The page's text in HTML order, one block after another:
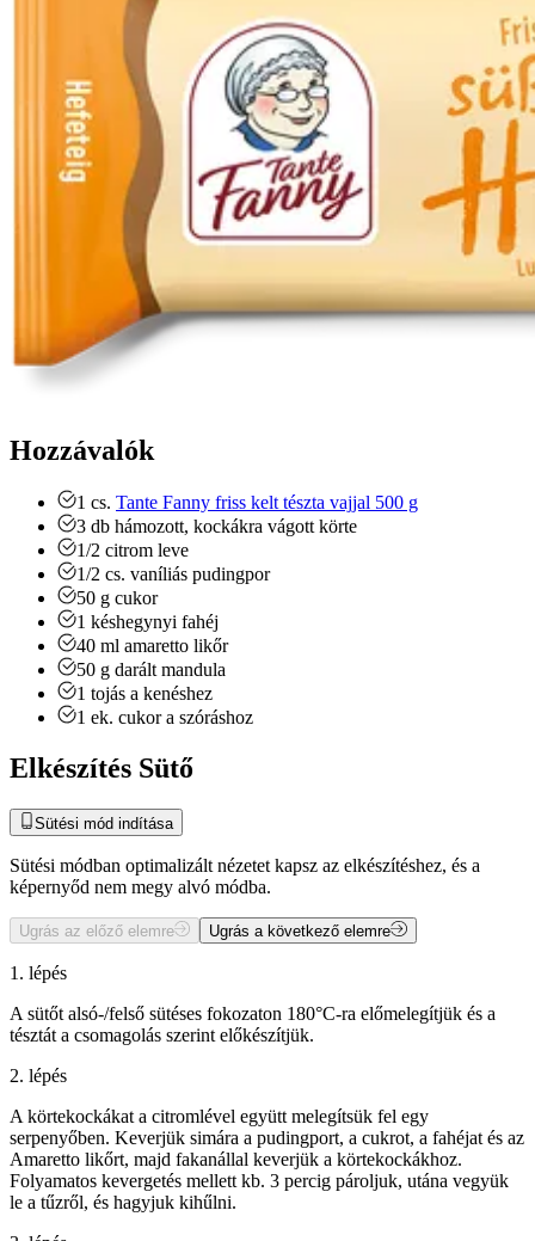
Hozzávalók
1 cs. Tante Fanny friss kelt tészta vajjal 500 g
3 db hámozott, kockákra vágott körte
1/2 citrom leve
1/2 cs. vaníliás pudingpor
50 g cukor
1 késhegynyi fahéj
40 ml amaretto likőr
50 g darált mandula
1 tojás a kenéshez
1 ek. cukor a szóráshoz
Elkészítés Sütő
Sütési mód indítása
Sütési módban optimalizált nézetet kapsz az elkészítéshez, és a
képernyőd nem megy alvó módba.
Ugrás az előző elemre Ugrás a következő elemre
1. lépés
A sütőt alsó-/felső sütéses fokozaton 180°C-ra előmelegítjük és a
tésztát a csomagolás szerint előkészítjük.
2. lépés
A körtekockákat a citromlével együtt melegítsük fel egy
serpenyőben. Keverjük simára a pudingport, a cukrot, a fahéjat és az
Amaretto likőrt, majd fakanállal keverjük a körtekockákhoz.
Folyamatos kevergetés mellett kb. 3 percig pároljuk, utána vegyük
le a tűzről, és hagyjuk kihűlni.